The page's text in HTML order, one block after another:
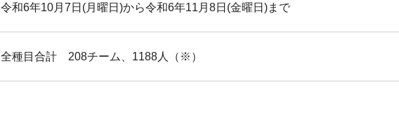
令和6年10月7日(月曜日)から令和6年11月8日(金曜日)まで
全種目合計 208チーム、1188人（※）